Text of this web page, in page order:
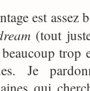
est assez
(tout
trop
Je
qui